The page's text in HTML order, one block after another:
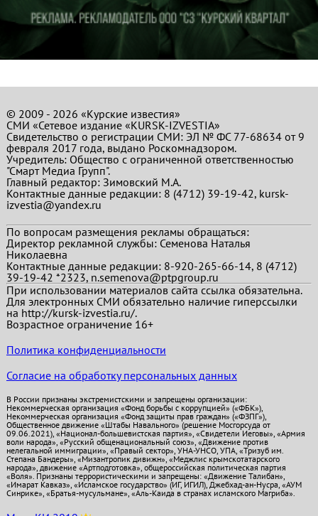
© 2009 - 2026 «Курские известия»
СМИ «Сетевое издание «KURSK-IZVESTIA»
Свидетельство о регистрации СМИ: ЭЛ № ФС 77-68634 от 9
февраля 2017 года, выдано Роскомнадзором.
Учредитель: Общество с ограниченной ответственностью
"Смарт Медиа Групп".
Главный редактор:Зимовский М.А.
Контактные данные редакции: 8 (4712) 39-19-42, kursk-
izvestia@yandex.ru
По вопросам размещения рекламы обращаться:
Директор рекламной службы: Семенова Наталья
Николаевна
Контактные данные редакции: 8-920-265-66-14, 8 (4712)
39-19-42 *2323, n.semenova@ptpgroup.ru
При использовании материалов сайта ссылка обязательна.
Для электронных СМИ обязательно наличие гиперссылки
на http://kursk-izvestia.ru/.
Возрастное ограничение 16+
Политика конфиденциальности
Согласие на обработку персональных данных
В России признаны экстремистскими и запрещены организации:
Некоммерческая организация «Фонд борьбы с коррупцией» («ФБК»),
Некоммерческая организация «Фонд защиты прав граждан» («ФЗПГ»),
Общественное движение «Штабы Навального» (решение Мосгорсуда от
09.06.2021), «Национал-большевистская партия», «Свидетели Иеговы», «Армия
воли народа», «Русский общенациональный союз», «Движение против
нелегальной иммиграции», «Правый сектор», УНА-УНСО, УПА, «Тризуб им.
Степана Бандеры», «Мизантропик дивижн», «Меджлис крымскотатарского
народа», движение «Артподготовка», общероссийская политическая партия
«Воля». Признаны террористическими и запрещены: «Движение Талибан»,
«Имарат Кавказ», «Исламское государство» (ИГ, ИГИЛ), Джебхад-ан-Нусра, «АУМ
Синрике», «Братья-мусульмане», «Аль-Каида в странах исламского Магриба».